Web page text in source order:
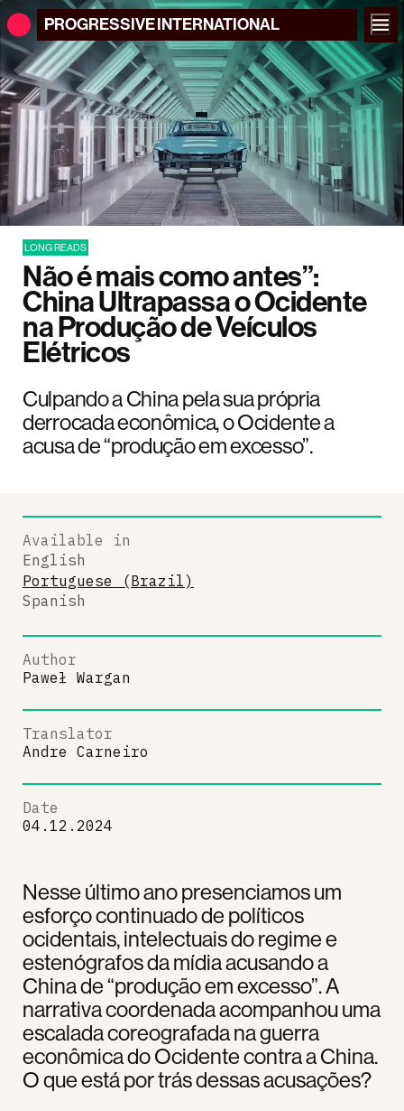
PROGRESSIVEINTERNATIONAL
LONG READS
Não é mais como antes”:
China Ultrapassa o Ocidente
na Produção de Veículos
Elétricos
Culpando a China pela sua própria
derrocada econômica, o Ocidente a
acusa de “produção em excesso”.
Nesse último ano presenciamos um
esforço continuado de políticos
ocidentais, intelectuais do regime e
estenógrafos da mídia acusando a
China de “produção em excesso”. A
narrativa coordenada acompanhou uma
escalada coreografada na guerra
econômica do Ocidente contra a China.
O que está por trás dessas acusações?
Available in
English
Portuguese (Brazil)
Spanish
Author
Paweł Wargan
Translator
Andre Carneiro
Date
04.12.2024